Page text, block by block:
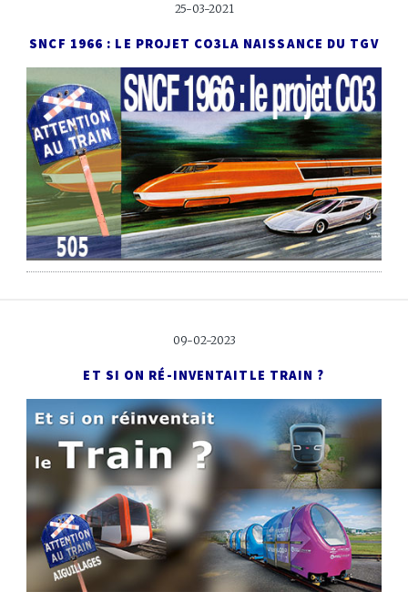
25-03-2021
SNCF 1966 : LE PROJET CO3LA NAISSANCE DU TGV
09-02-2023
ET SI ON RÉ-INVENTAIT LE TRAIN ?